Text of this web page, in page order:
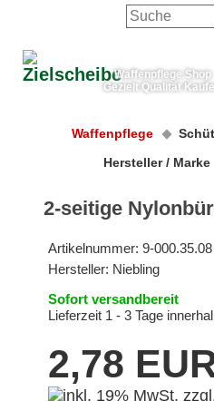
Waffenpflege Shop
Gezielt Qualität
Waffenpflege
Hersteller / Marke
2-seitige
Artikelnummer: 9-000.35.08
Hersteller: Niebling
Sofort versandbereit
Lieferzeit 1 - 3 Tage
2,78